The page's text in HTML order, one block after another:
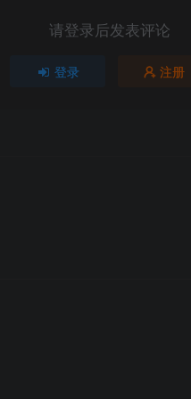
请登录后发表评论
登录 注册